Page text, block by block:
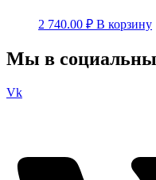
2 740.00 ₽ В корзину
Мы в
Vk